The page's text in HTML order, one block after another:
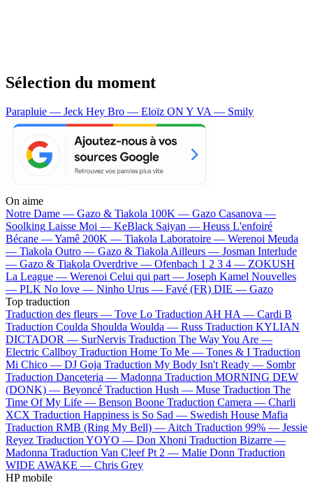
Sélection du moment
Parapluie — Jeck Hey Bro — Eloïz ON Y VA — Smily
On aime
Notre Dame — Gazo & Tiakola 100K — Gazo Casanova —
Soolking Laisse Moi — KeBlack Saiyan — Heuss L'enfoiré
Bécane —Yamê 200K — Tiakola Laboratoire — Werenoi Meuda
— Tiakola Outro — Gazo & TiakolaAilleurs — Josman Interlude
— Gazo & Tiakola Overdrive — Ofenbach 1 2 3 4 — ZOKUSH
La League — Werenoi Celui qui part — Joseph Kamel Nouvelles
— PLK No love — Ninho Urus — Favé (FR) DIE — Gazo
Top traduction
Traduction des fleurs — Tove Lo Traduction AH HA — Cardi B
Traduction Coulda Shoulda Woulda — Russ Traduction KYLIAN
DICTADOR — SurNervis Traduction The Way You Are —
Electric Callboy Traduction Home To Me — Tones & I Traduction
Mi Chico — DJ Goja Traduction My Body Isn't Ready — Sombr
Traduction Danceteria — Madonna Traduction MORNING DEW
(DONK) — Beyoncé Traduction Hush — Muse Traduction The
Time Of My Life — Benson Boone Traduction Camera — Charli
XCX Traduction Happiness is So Sad — Swedish House Mafia
Traduction RMB (Ring My Bell) —Aitch Traduction 99% — Jessie
Reyez Traduction YOYO — Don Xhoni Traduction Bizarre —
Madonna Traduction Van Cleef Pt 2 — Malie Donn Traduction
WIDE AWAKE — Chris Grey
HP mobile